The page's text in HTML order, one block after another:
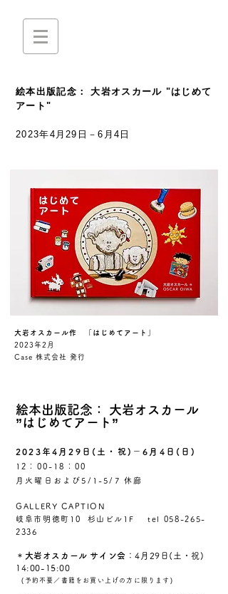
絵本出版記念： 大岩オスカール "はじめて
アート"
2023年4月29日－6月4日
大岩オスカール作 「はじめてアート」
2023年2月
Case 株式会社 発行
絵本出版記念： 大岩オスカール
”はじめてアート”
2023年4月29日(土・祝)－6月4日(日)
12：00-18：00
月火曜日および5/1-5/7 休廊
GALLERY CAPTION
岐阜市明徳町10 杉山ビル1F
tel 058-265-
2336
＊ 大岩オスカール サイン会 ：4月29日(土・祝)
14:00-15:00
( 予約不要／書籍をお買い上げの方に限り ます )